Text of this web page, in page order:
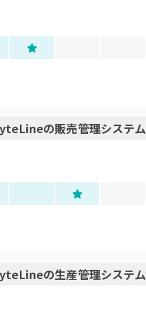
の販売管理システム
の生産管理システム